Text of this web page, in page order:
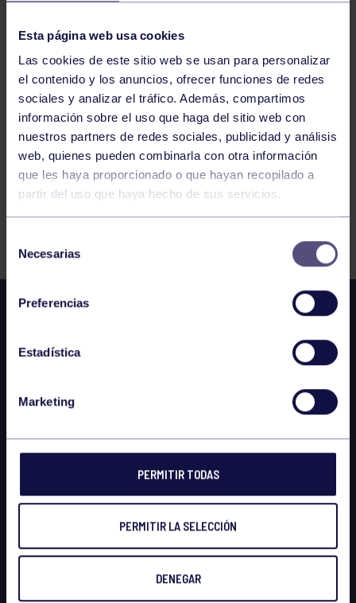
Esta página web usa cookies
Las cookies de este sitio web se usan para personalizar
el contenido y los anuncios, ofrecer funciones de redes
sociales y analizar el tráfico. Además, compartimos
información sobre el uso que haga del sitio web con
nuestros partners de redes sociales, publicidad y análisis
web, quienes pueden combinarla con otra información
que les haya proporcionado o que hayan recopilado a
partir del uso que haya hecho de sus servicios.
Necesarias
Preferencias
Estadística
Marketing
PERMITIR TODAS
PERMITIR LA SELECCIÓN
DENEGAR
09:00h
1ª COPA ESPAÑA SLALOM OLÍMPICO